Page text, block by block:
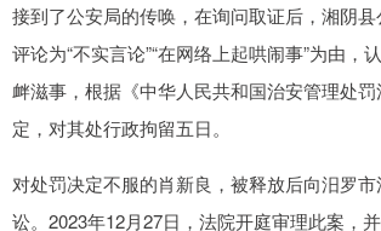
接到了公安局的传唤，在询问取证后，湘阴
评论为“不实言论”“在网络上起哄闹事”为由，
衅滋事，根据《中华人民共和国治安管理处
定，对其处行政拘留五日。
对处罚决定不服的肖新良，被释放后向汨罗
讼。2023年12月27日，法院开庭审理此案，